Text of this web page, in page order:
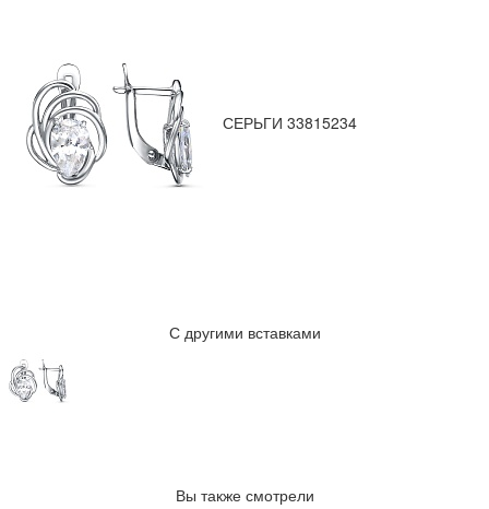
СЕРЬГИ 33815234
С другими вставками
Вы также смотрели